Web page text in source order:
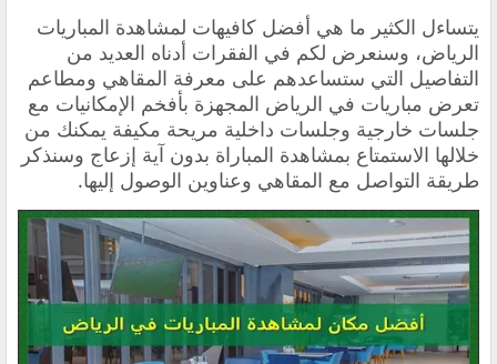
‏يتساءل الكثير ما هي أفضل كافيهات لمشاهدة المباريات
الرياض، وسنعرض لكم في الفقرات أدناه العديد من
التفاصيل التي ستساعدهم على معرفة المقاهي ومطاعم
تعرض مباريات في الرياض المجهزة بأفخم الإمكانيات مع
جلسات خارجية وجلسات داخلية مريحة مكيفة يمكنك من
خلالها الاستمتاع بمشاهدة المباراة بدون آية إزعاج وسنذكر
طريقة التواصل مع المقاهي وعناوين الوصول إليها.